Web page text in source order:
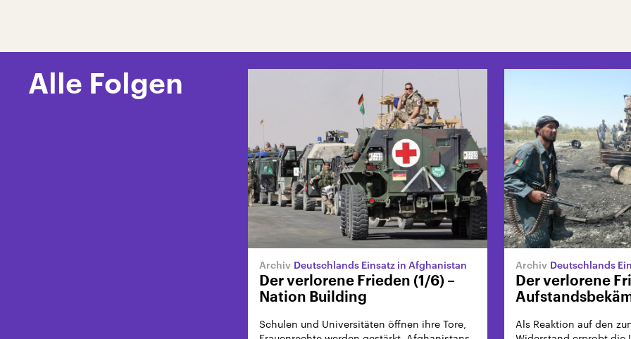
Alle Folgen
Deutschlands Einsatz in Afghanistan
Der verlorene Frieden (1/6) –
Nation Building
Schulen und Universitäten öffnen ihre Tore,
Deutschlands
Der verlorene
Als Reaktion auf den